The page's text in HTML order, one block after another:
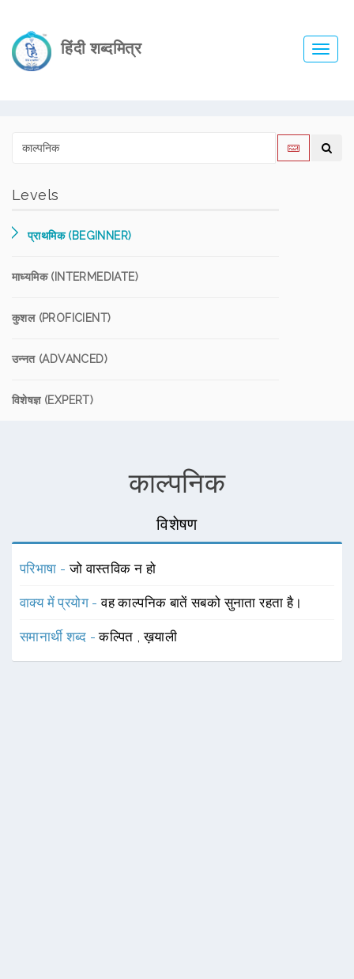
हिंदी शब्दमित्र
Levels
प्राथमिक (BEGINNER)
माध्यमिक (INTERMEDIATE)
कुशल (PROFICIENT)
उन्नत (ADVANCED)
विशेषज्ञ (EXPERT)
काल्पनिक
विशेषण
परिभाषा -जो वास्तविक न हो
वाक्य में प्रयोग -वह काल्पनिक बातें सबको सुनाता रहता है।
समानार्थी शब्द -कल्पित ,ख़याली